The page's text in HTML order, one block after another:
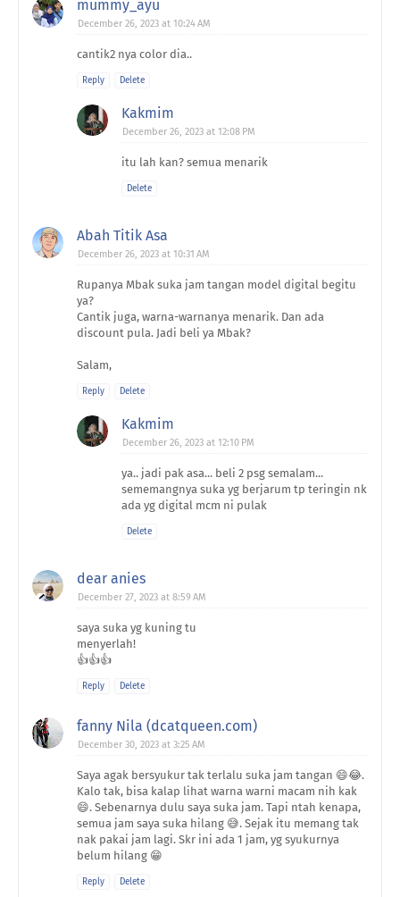
mummy_ayu
December 26, 2023 at 10:24 AM
cantik2 nya color dia..
Reply Delete
Kakmim
December 26, 2023 at 12:08 PM
itu lah kan? semua menarik
Delete
Abah Titik Asa
December 26, 2023 at 10:31 AM
Rupanya Mbak suka jam tangan model digital begitu
ya?
Cantik juga, warna-warnanya menarik. Dan ada
discount pula. Jadi beli ya Mbak?
Salam,
Reply Delete
Kakmim
December 26, 2023 at 12:10 PM
ya.. jadi pak asa... beli 2 psg semalam...
sememangnya suka yg berjarum tp teringin nk
ada yg digital mcm ni pulak
Delete
dear anies
December 27, 2023 at 8:59 AM
saya suka yg kuning tu
menyerlah!
👍👍👍
Reply Delete
fanny Nila (dcatqueen.com)
December 30, 2023 at 3:25 AM
Saya agak bersyukur tak terlalu suka jam tangan 😄😂.
Kalo tak, bisa kalap lihat warna warni macam nih kak
😄. Sebenarnya dulu saya suka jam. Tapi ntah kenapa,
semua jam saya suka hilang 😅. Sejak itu memang tak
nak pakai jam lagi. Skr ini ada 1 jam, yg syukurnya
belum hilang 😁
Reply Delete